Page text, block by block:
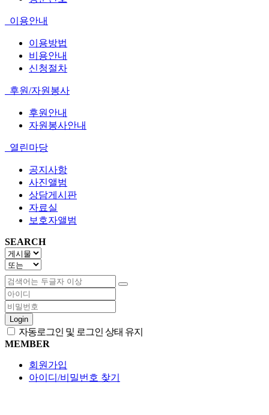
이용안내
이용방법
비용안내
신청절차
후원/자원봉사
후원안내
자원봉사안내
열린마당
공지사항
사진앨범
상담게시판
자료실
보호자앨범
SEARCH
Login
자동로그인 및 로그인 상태 유지
MEMBER
회원가입
아이디/비밀번호 찾기